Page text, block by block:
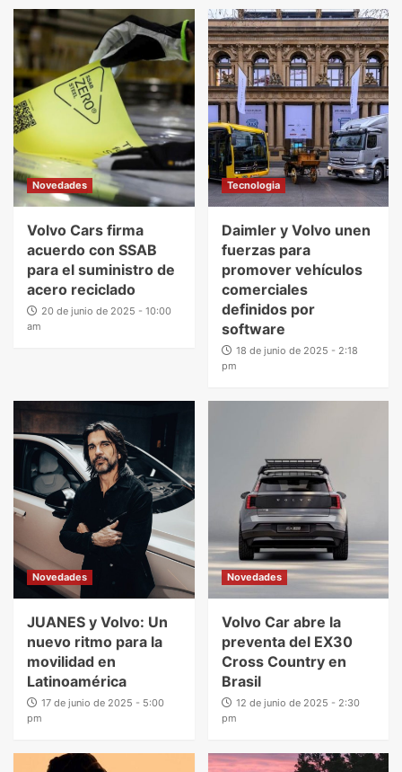
Novedades
Volvo Cars firma
acuerdo con SSAB
para el suministro de
acero reciclado
20 de junio de 2025 - 10:00
am
Tecnologia
Daimler y Volvo unen
fuerzas para
promover vehículos
comerciales
definidos por
software
18 de junio de 2025 - 2:18
pm
Novedades
JUANES y Volvo: Un
nuevo ritmo para la
movilidad en
Latinoamérica
17 de junio de 2025 - 5:00
pm
Novedades
Volvo Car abre la
preventa del EX30
Cross Country en
Brasil
12 de junio de 2025 - 2:30
pm